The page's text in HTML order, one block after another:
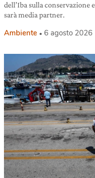
dell’Iba sulla conservazione
sarà media partner.
Ambiente 6 agosto 2026